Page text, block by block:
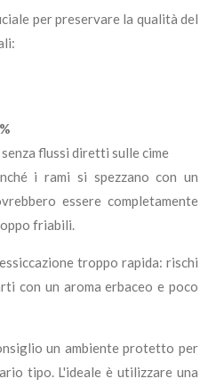
per preservare la qualità del
senza flussi diretti sulle cime
i rami si spezzano con un
essere completamente
friabili.
troppo rapida: rischi
con un aroma erbaceo e poco
un ambiente protetto per
tipo. L'ideale è utilizzare una